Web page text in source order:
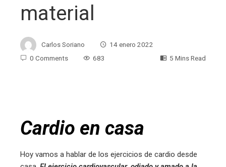
material
Carlos Soriano
14 enero 2022
0 Comments
683 5 Mins Read
Cardio en casa
Hoy vamos a hablar de los ejercicios de cardio desde